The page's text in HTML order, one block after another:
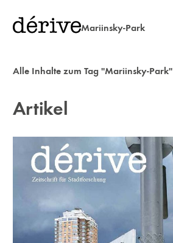
Mariinsky-Park
Alle Inhalte zum Tag "Mariinsky-Park"
Artikel